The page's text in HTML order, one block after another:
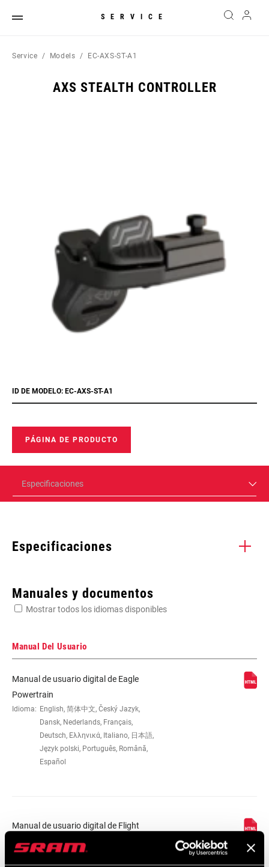
SERVICE
Service Models EC-AXS-ST-A1
AXS STEALTH CONTROLLER
ID DE MODELO: EC-AXS-ST-A1
PÁGINA DE PRODUCTO
Especificaciones
Especificaciones
COMMUNICATION
PROTOCOL
Manuales y documentos
Mostrar todos los idiomas disponibles
Manual Del Usuario
Manual de usuario digital de Eagle
Powertrain
Idioma: English, 简体中文, Český Jazyk,
Dansk, Nederlands, Français,
Deutsch, Ελληνικά, Italiano, 日本語,
Język polski, Português, Română,
Español
Manual de usuario digital de Flight
Attendant